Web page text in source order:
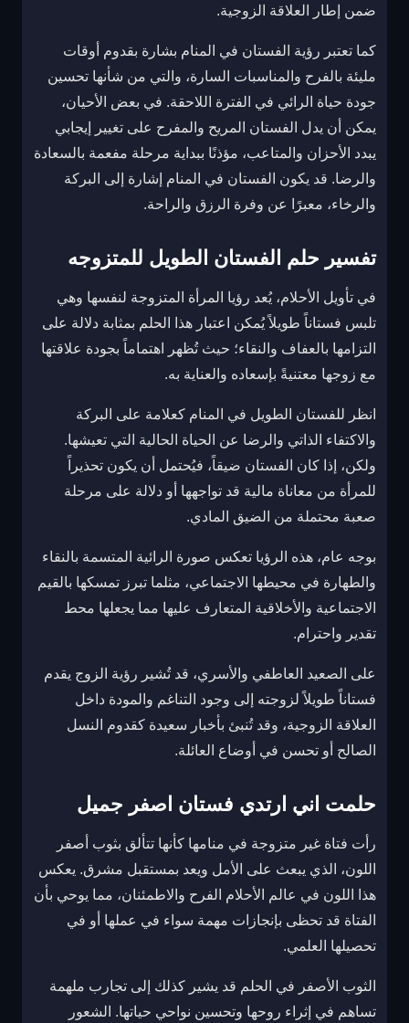
ضمن إطار العلاقة الزوجية.
كما تعتبر رؤية الفستان في المنام بشارة بقدوم أوقات
مليئة بالفرح والمناسبات السارة، والتي من شأنها تحسين
جودة حياة الرائي في الفترة اللاحقة. في بعض الأحيان،
يمكن أن يدل الفستان المريح والمفرح على تغيير إيجابي
يبدد الأحزان والمتاعب، مؤذنًا ببداية مرحلة مفعمة بالسعادة
والرضا. قد يكون الفستان في المنام إشارة إلى البركة
والرخاء، معبرًا عن وفرة الرزق والراحة.
تفسير حلم الفستان الطويل للمتزوجه
في تأويل الأحلام، يُعد رؤيا المرأة المتزوجة لنفسها وهي
تلبس فستاناً طويلاً يُمكن اعتبار هذا الحلم بمثابة دلالة على
التزامها بالعفاف والنقاء؛ حيث تُظهر اهتماماً بجودة علاقتها
مع زوجها معتنيةً بإسعاده والعناية به.
انظر للفستان الطويل في المنام كعلامة على البركة
والاكتفاء الذاتي والرضا عن الحياة الحالية التي تعيشها.
ولكن، إذا كان الفستان ضيقاً، فيُحتمل أن يكون تحذيراً
للمرأة من معاناة مالية قد تواجهها أو دلالة على مرحلة
صعبة محتملة من الضيق المادي.
بوجه عام، هذه الرؤيا تعكس صورة الرائية المتسمة بالنقاء
والطهارة في محيطها الاجتماعي، مثلما تبرز تمسكها بالقيم
الاجتماعية والأخلاقية المتعارف عليها مما يجعلها محط
تقدير واحترام.
على الصعيد العاطفي والأسري، قد تُشير رؤية الزوج يقدم
فستاناً طويلاً لزوجته إلى وجود التناغم والمودة داخل
العلاقة الزوجية، وقد تُنبئ بأخبار سعيدة كقدوم النسل
الصالح أو تحسن في أوضاع العائلة.
حلمت اني ارتدي فستان اصفر جميل
رأت فتاة غير متزوجة في منامها كأنها تتألق بثوب أصفر
اللون، الذي يبعث على الأمل ويعد بمستقبل مشرق. يعكس
هذا اللون في عالم الأحلام الفرح والاطمئنان، مما يوحي بأن
الفتاة قد تحظى بإنجازات مهمة سواء في عملها أو في
تحصيلها العلمي.
الثوب الأصفر في الحلم قد يشير كذلك إلى تجارب ملهمة
تساهم في إثراء روحها وتحسين نواحي حياتها. الشعور